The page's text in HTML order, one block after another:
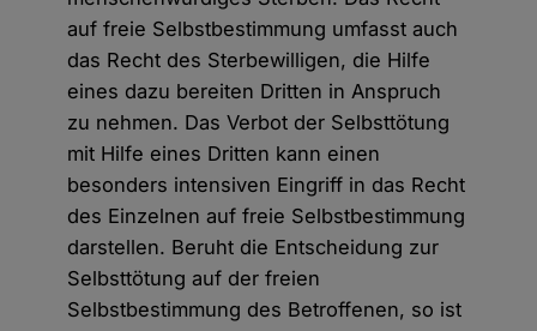
auf freie Selbstbestimmung umfasst auch
das Recht des Sterbewilligen, die Hilfe
eines dazu bereiten Dritten in Anspruch
zu nehmen. Das Verbot der Selbsttötung
mit Hilfe eines Dritten kann einen
besonders intensiven Eingriff in das Recht
des Einzelnen auf freie Selbstbestimmung
darstellen. Beruht die Entscheidung zur
Selbsttötung auf der freien
Selbstbestimmung des Betroffenen, so ist